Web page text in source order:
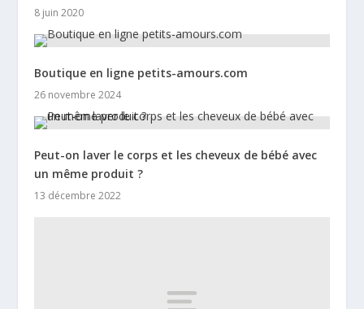
8 juin 2020
Boutique en ligne petits-amours.com
26 novembre 2024
Peut-on laver le corps et les cheveux de bébé avec
un même produit ?
13 décembre 2022